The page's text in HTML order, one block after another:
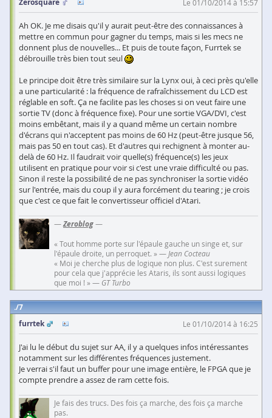
Zerosquare
Le 01/10/2014 à 15:57
Ah OK. Je me disais qu'il y aurait peut-être des connaissances à
mettre en commun pour gagner du temps, mais si les mecs ne
donnent plus de nouvelles... Et puis de toute façon, Furrtek se
débrouille très bien tout seul
Le principe doit être très similaire sur la Lynx oui, à ceci près qu'elle
a une particularité : la fréquence de rafraîchissement du LCD est
réglable en soft. Ça ne facilite pas les choses si on veut faire une
sortie TV (donc à fréquence fixe). Pour une sortie VGA/DVI, c'est
moins embêtant, mais il y a quand même un certain nombre
d'écrans qui n'acceptent pas moins de 60 Hz (peut-être jusque 56,
mais pas 50 en tout cas). Et d'autres qui rechignent à monter au-
delà de 60 Hz. Il faudrait voir quelle(s) fréquence(s) les jeux
utilisent en pratique pour voir si c'est une vraie difficulté ou pas.
Sinon il reste la possibilité de ne pas synchroniser la sortie vidéo
sur l'entrée, mais du coup il y aura forcément du tearing ; je crois
que c'est ce que fait le convertisseur officiel d'Atari.
—Zeroblog—
« Tout homme porte sur l'épaule gauche un singe et, sur
l'épaule droite, un perroquet. » — Jean Cocteau
« Moi je cherche plus de logique non plus. C'est surement
pour cela que j'apprécie les Ataris, ils sont aussi logiques
que moi ! » — GT Turbo
7
furrtek
Le 01/10/2014 à 16:25
J'ai lu le début du sujet sur AA, il y a quelques infos intéressantes
notamment sur les différentes fréquences justement.
Je verrai s'il faut un buffer pour une image entière, le FPGA que je
compte prendre a assez de ram cette fois.
Je fais des trucs. Des fois ça marche, des fois ça marche
pas.